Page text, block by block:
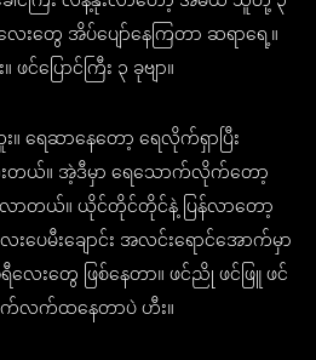
တွေ အိပ်ပျော်နေကြတာ ဆရာရေ့။
ြောင်ကြီး ၃ ခုဗျာ။
ရေဆာနေတော့ ရေလိုက်ရှာပြီး
တယ်။ အဲ့ဒီမှာ ရေသောက်လိုက်တော့
ာတယ်။ ယိုင်တိုင်တိုင်နဲ့ ပြန်လာတော့
ပေမီးချောင်း အလင်းရောင်အောက်မှာ
ရီလေးတွေ ဖြစ်နေတာ။ ဖင်ညို ဖင်ဖြူ ဖင်
က်လက်ထနေတာပဲ ဟီး။